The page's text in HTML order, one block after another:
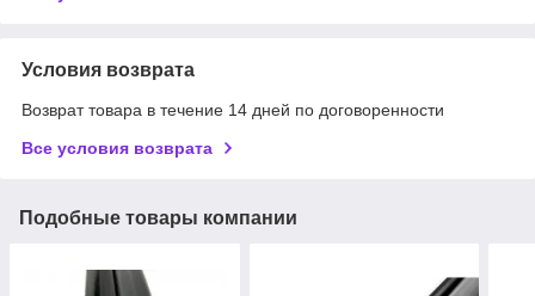
Условия возврата
Возврат товара в течение 14 дней по договоренности
Все условия возврата
Подобные товары компании